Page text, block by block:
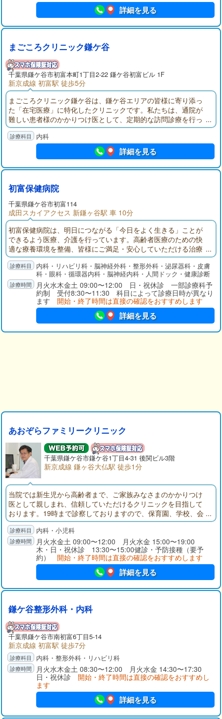
詳細を見る
まごころクリニック鎌ケ谷
千葉県鎌ケ谷市初富本町1丁目2-22 鎌ケ谷初富ビル 1F
新京成線 初富駅 徒歩5分
まごころクリニック鎌ケ谷は、鎌ケ谷エリアの皆様に寄り添っ
た「在宅医療」に特化したクリニックです。私たちは、通院が
難しい患者様のかかりつけ医として、定期的な訪問診療を行っ
ております。
内科
詳細を見る
初富保健病院
千葉県鎌ケ谷市初富114
成田スカイアクセス 新鎌ヶ谷駅 車 10分
初富保健病院は、明日につながる「今日をよく生きる」ことが
できるよう医療、介護を行っています。高齢者医療のための快
適な療養環境を整備、皆様にご満足・安心していただける治療
や検査を実施しています。医療を通じた幅広い取り組みで、地
域に貢献していきたいと考えております。
内科・リハビリ科・脳神経外科・整形外科・泌尿器科・皮膚
科・眼科・循環器内科・脳神経内科・人間ドック・健康診断
月火水木金土 09:00〜12:00 日・祝休診 一部診療科予
約制 受付8:30〜11:30 科目によって診療日時が異なり
ます 開始・終了時間は直接の確認をおすすめします
詳細を見る
あおぞらファミリークリニック
千葉県鎌ケ谷市鎌ケ谷1丁目4-31 後関ビル3階
新京成線 鎌ヶ谷大仏駅 徒歩1分
当院では新生児から高齢者まで、ご家族みなさまのかかりつけ
医として親しまれ、信頼していただけるクリニックを目指して
おります。19時まで診察しておりますので、保育園、学校、会
社帰りなどにも受診可能です。どうぞよろしくお願いいたしま
す。
内科・小児科
月火水金土 09:00〜12:00 月火水金 15:00〜19:00
木・日・祝休診 13:30〜15:00健診・予防接種（要予
約） 開始・終了時間は直接の確認をおすすめします
詳細を見る
鎌ケ谷整形外科・内科
千葉県鎌ケ谷市南初富6丁目5-14
新京成線 初富駅 徒歩7分
内科・整形外科・リハビリ科
月火水木金土 08:30〜12:00 月火水金 14:30〜17:30
日・祝休診 開始・終了時間は直接の確認をおすすめし
ます
詳細を見る